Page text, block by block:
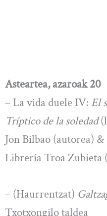
Asteartea, azaroak 20
– La vida duele IV: El
Tríptico de la soledad
Jon Bilbao (autorea)
Librería Troa Zubieta
– (Haurrentzat)
Txotxongilo taldea